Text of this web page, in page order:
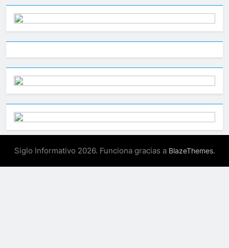
Siglo Informativo 2026. Funciona gracias a BlazeThemes.